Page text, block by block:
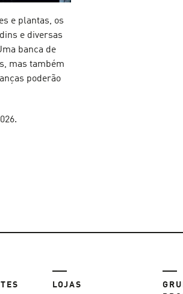
e plantas, os
e diversas
banca de
mas também
poderão
LOJAS